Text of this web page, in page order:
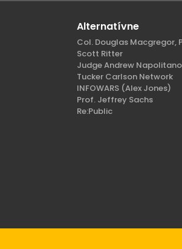
Alternatívne
Col. Douglas Macgregor,
Scott Ritter
Judge Andrew Napolitano
Tucker Carlson Network
INFOWARS (Alex Jones)
Prof. Jeffrey Sachs
Re:Public